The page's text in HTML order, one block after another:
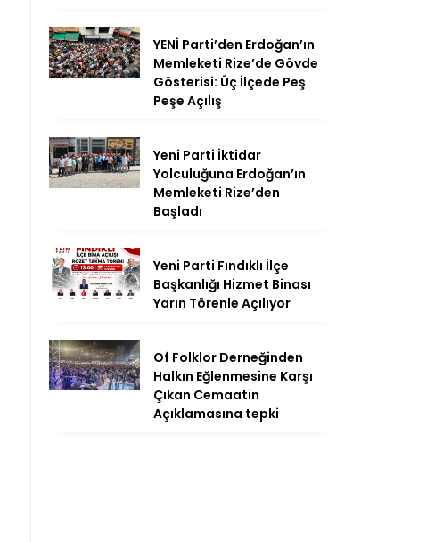
YENİ Parti’den Erdoğan’ın
Memleketi Rize’de Gövde
Gösterisi: Üç İlçede Peş
Peşe Açılış
Yeni Parti İktidar
Yolculuğuna Erdoğan’ın
Memleketi Rize’den
Başladı
Yeni Parti Fındıklı İlçe
Başkanlığı Hizmet Binası
Yarın Törenle Açılıyor
Of Folklor Derneğinden
Halkın Eğlenmesine Karşı
Çıkan Cemaatin
Açıklamasına tepki